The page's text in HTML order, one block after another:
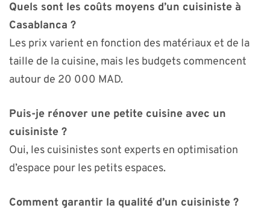
Quels sont les coûts moyens d’un cuisiniste à
Casablanca ?
Les prix varient en fonction des matériaux et de la
taille de la cuisine, mais les budgets commencent
autour de 20 000 MAD.
Puis-je rénover une petite cuisine avec un
cuisiniste ?
Oui, les cuisinistes sont experts en optimisation
d’espace pour les petits espaces.
Comment garantir la qualité d’un cuisiniste ?